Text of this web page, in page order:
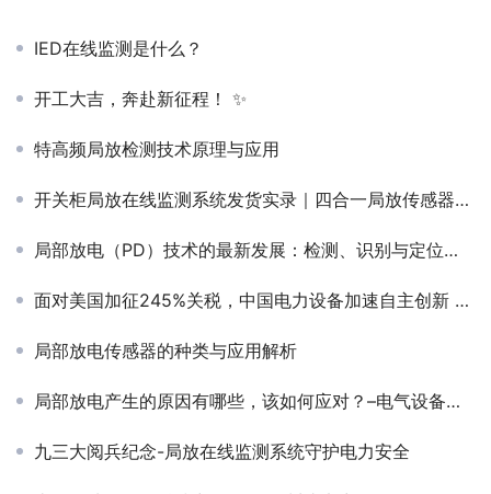
IED在线监测是什么？
开工大吉，奔赴新征程！ ✨
特高频局放检测技术原理与应用
开关柜局放在线监测系统发货实录｜四合一局放传感器项目案例
局部放电（PD）技术的最新发展：检测、识别与定位方法
面对美国加征245%关税，中国电力设备加速自主创新 —— 局放在线监测的战略意义
局部放电传感器的种类与应用解析
局部放电产生的原因有哪些，该如何应对？–电气设备隐患的“前兆信号”解析
九三大阅兵纪念-局放在线监测系统守护电力安全